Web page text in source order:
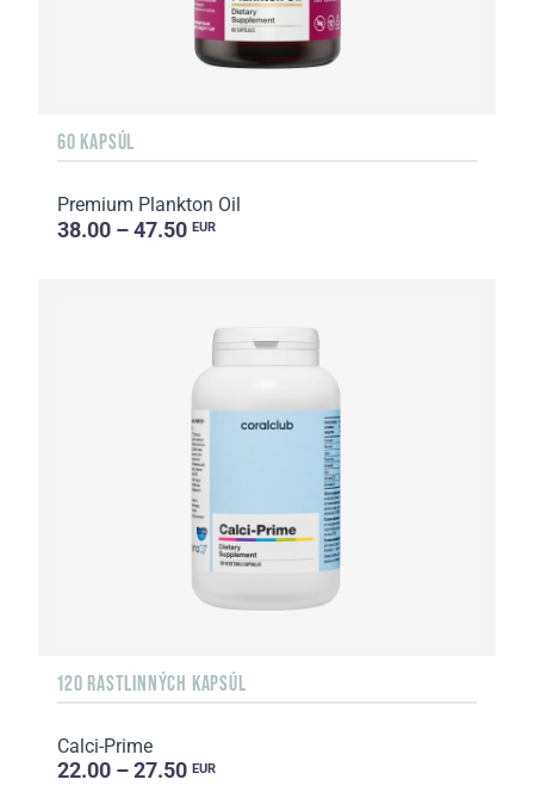
60 KAPSÚL
Premium Plankton Oil
38.00 – 47.50 EUR
120 RASTLINNÝCH KAPSÚL
Calci-Prime
22.00 – 27.50 EUR